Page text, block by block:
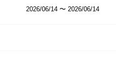
2026/06/14 〜 2026/06/14